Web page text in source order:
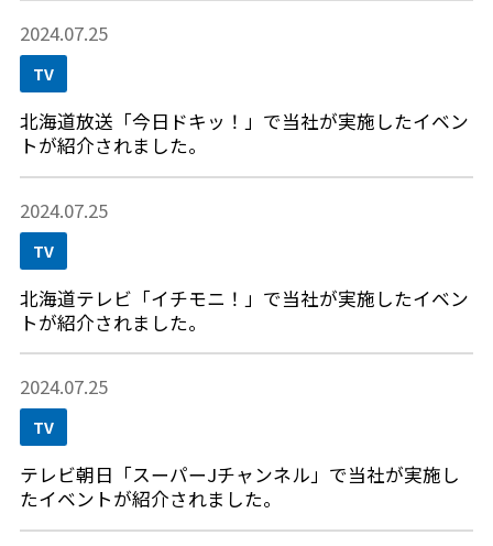
2024.07.25
TV
北海道放送「今日ドキッ！」で当社が実施したイベン
トが紹介されました。
2024.07.25
TV
北海道テレビ「イチモニ！」で当社が実施したイベン
トが紹介されました。
2024.07.25
TV
テレビ朝日「スーパーJチャンネル」で当社が実施し
たイベントが紹介されました。